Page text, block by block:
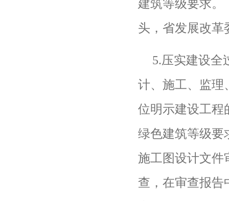
建筑等级要求。
头，省发展改革
5.压实建设全
计、施工、监理
位明示建设工程
绿色建筑等级要
施工图设计文件
查，在审查报告